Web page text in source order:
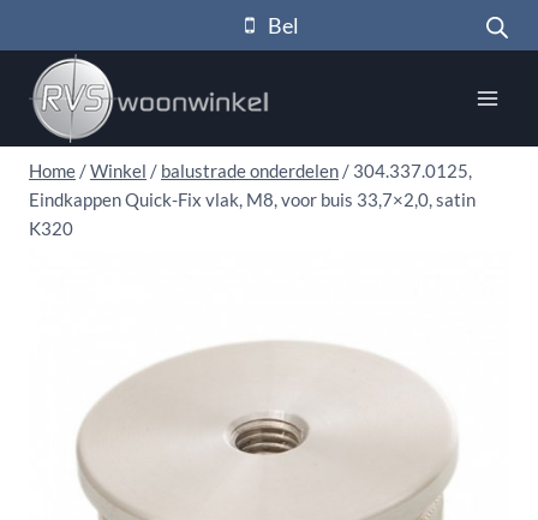
naar
inhoud
Bel
Home /Winkel / balustrade onderdelen / 304.337.0125,
Eindkappen Quick-Fix vlak, M8, voor buis 33,7×2,0, satin
K320